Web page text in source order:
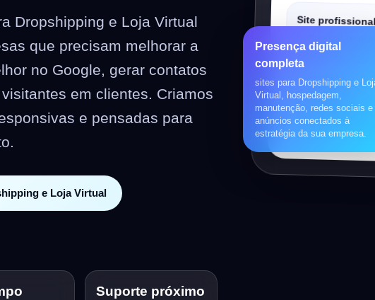
Dropshipping e Loja Virtual
que precisam melhorar a
no Google, gerar contatos
em clientes. Criamos
e pensadas para
e Loja Virtual
Suporte próximo
Site profissional
Institucional,
preparado para SEO.
Loja virtual
WooCommerce,
pagamentos, frete e
Presença digital
completa
sites para Dropshipping e
Virtual, hospedagem,
manutenção, redes sociais e
anúncios conectados à
estratégia da sua empresa.